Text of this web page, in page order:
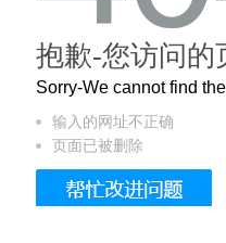
这个3.2米的长卷，还
抱歉-您访问的
Sorry-We cannot find
输入的网址不正确
页面已被删除